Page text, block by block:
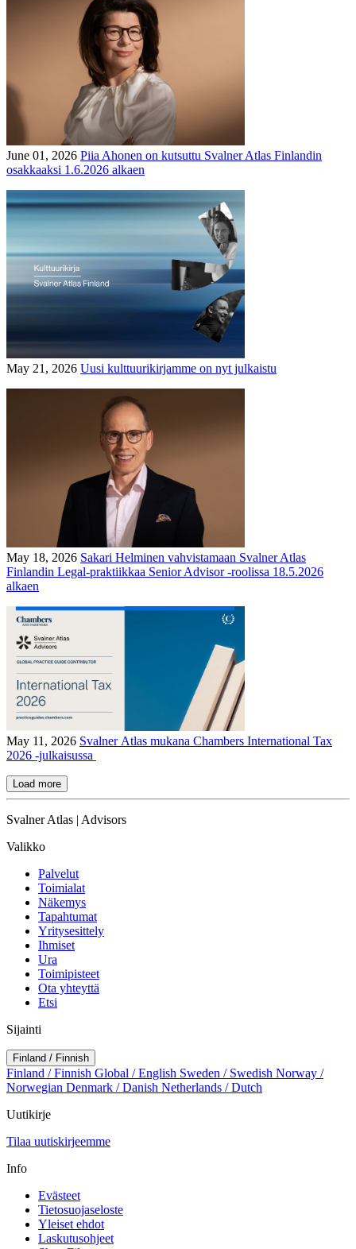
June 01, 2026 Piia Ahonen on kutsuttu Svalner Atlas Finlandin
osakkaaksi 1.6.2026 alkaen
May 21, 2026 Uusi kulttuurikirjamme on nyt julkaistu
May 18, 2026 Sakari Helminen vahvistamaan Svalner Atlas
Finlandin Legal-praktiikkaa Senior Advisor -roolissa 18.5.2026
alkaen
May 11, 2026 Svalner Atlas mukana Chambers International Tax
2026 -julkaisussa
Load more
Svalner Atlas | Advisors
Valikko
Palvelut
Toimialat
Näkemys
Tapahtumat
Yritysesittely
Ihmiset
Ura
Toimipisteet
Ota yhteyttä
Etsi
Sijainti
Finland / Finnish
Finland / Finnish Global / English Sweden / Swedish Norway /
Norwegian Denmark / Danish Netherlands / Dutch
Uutikirje
Tilaa uutiskirjeemme
Info
Evästeet
Tietosuojaseloste
Yleiset ehdot
Laskutusohjeet